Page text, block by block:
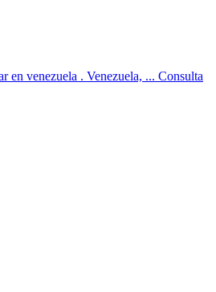
en venezuela . Venezuela, ... Consulta